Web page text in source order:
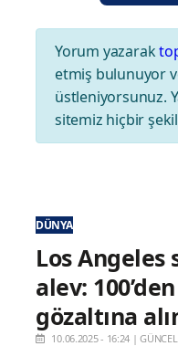
Yorum yazarak
etmiş bulunuyor
üstleniyorsunuz.
sitemiz hiçbir
DÜNYA
Los Angeles
alev:
gözaltına
10.06.2025 - 16:24 |